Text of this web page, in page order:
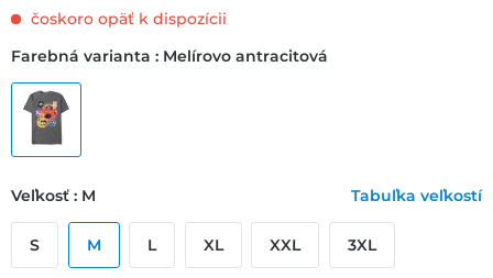
čoskoro opäť k dispozícii
Farebná varianta : Melírovo antracitová
Veľkosť : M Tabuľka veľkostí
S M L XL XXL 3XL